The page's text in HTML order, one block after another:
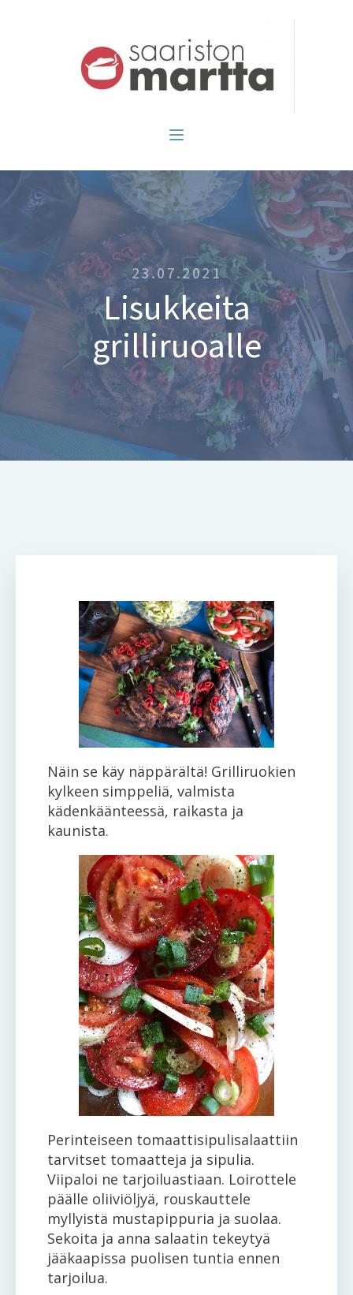
23.07.2021
Lisukkeita
grilliruoalle
Näin se käy näppärältä! Grilliruokien
kylkeen simppeliä, valmista
kädenkäänteessä, raikasta ja
kaunista.
Perinteiseen tomaattisipulisalaattiin
tarvitset tomaatteja ja sipulia.
Viipaloi ne tarjoiluastiaan. Loirottele
päälle oliiviöljyä, rouskauttele
myllyistä mustapippuria ja suolaa.
Sekoita ja anna salaatin tekeytyä
jääkaapissa puolisen tuntia ennen
tarjoilua.